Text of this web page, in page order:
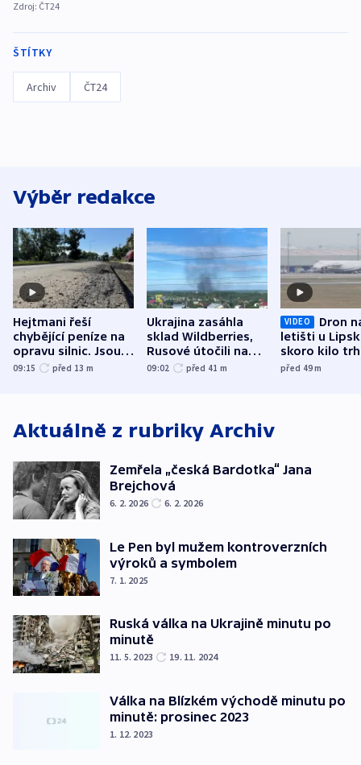
Zdroj: ČT24
ŠTÍTKY
Archiv ČT24
Výběr redakce
Hejtmani řeší
chybějící peníze na
opravu silnic. Jsou
nenárokové, namítá
09:15 před 13 m
Ukrajina zasáhla
sklad Wildberries,
Rusové útočili na
trh, hasiče či
09:02 před 41 m
VIDEO
Dron
letišti u
skoro kilo
indicie
před 49m
Aktuálně z rubriky Archiv
Zemřela „česká Bardotka“ Jana
Brejchová
6. 2. 2026 6. 2. 2026
Le Pen byl mužem kontroverzních
výroků a symbolem
7. 1. 2025
Ruská válka na Ukrajině minutu po
minutě
11. 5. 2023 19. 11. 2024
Válka na Blízkém východě minutu po
minutě: prosinec 2023
1. 12. 2023